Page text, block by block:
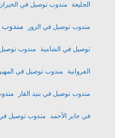
الجليعة مندوب توصيل في
مندوب توصيل في الزور
توصيل في الشامية مندوب
الفروانية مندوب توصيل في
مندوب توصيل في بنيد القار
في جابر الأحمد مندوب توصيل